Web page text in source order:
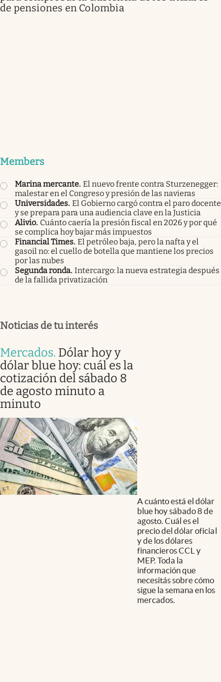
de pensiones en Colombia
Members
Marina mercante. El nuevo frente contra Sturzenegger:
malestar en el Congreso y presión de las navieras
Universidades. El Gobierno cargó contra el paro docente
y se prepara para una audiencia clave en la Justicia
Alivio. Cuánto caería la presión fiscal en 2026 y por qué
se complica hoy bajar más impuestos
Financial Times. El petróleo baja, pero la nafta y el
gasoil no: el cuello de botella que mantiene los precios
por las nubes
Segunda ronda. Intercargo: la nueva estrategia después
de la fallida privatización
Noticias de tu interés
Mercados. Dólar hoy y
dólar blue hoy: cuál es la
cotización del sábado 8
de agosto minuto a
minuto
A cuánto está el dólar
blue hoy sábado 8 de
agosto. Cuál es el
precio del dólar oficial
y de los dólares
financieros CCL y
MEP. Toda la
información que
necesitás sobre cómo
sigue la semana en los
mercados.